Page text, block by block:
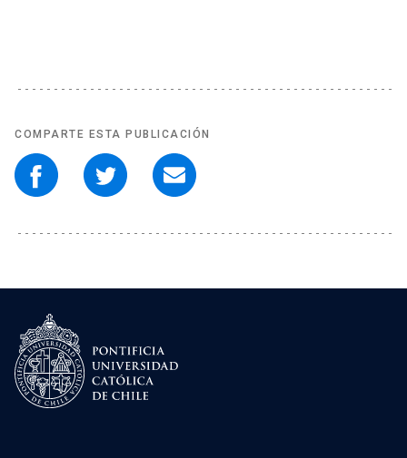
COMPARTE ESTA PUBLICACIÓN